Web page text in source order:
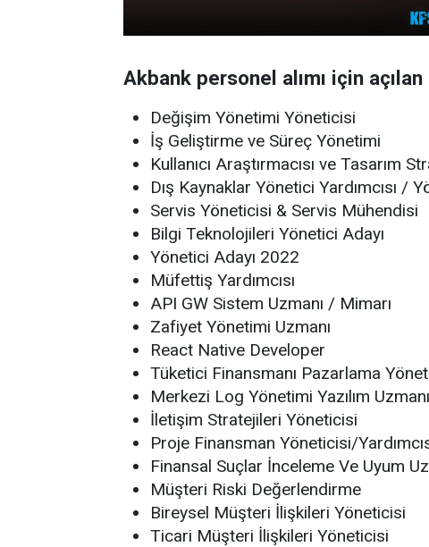
Akbank personel alımı için
Değişim Yönetimi Yöneticisi
İş Geliştirme ve Süreç Yönetimi
Kullanıcı Araştırmacısı ve Tasarım
Dış Kaynaklar Yönetici Yardımcısı /
Servis Yöneticisi & Servis Mühendisi
Bilgi Teknolojileri Yönetici Adayı
Yönetici Adayı 2022
Müfettiş Yardımcısı
API GW Sistem Uzmanı / Mimarı
Zafiyet Yönetimi Uzmanı
React Native Developer
Tüketici Finansmanı Pazarlama
Merkezi Log Yönetimi Yazılım
İletişim Stratejileri Yöneticisi
Proje Finansman Yöneticisi/
Finansal Suçlar İnceleme Ve Uyum
Müşteri Riski Değerlendirme
Bireysel Müşteri İlişkileri Yöneticisi
Ticari Müşteri İlişkileri Yöneticisi